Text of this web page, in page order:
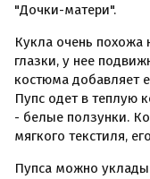
"Дочки-матери".
Кукла очень похожа
глазки, у нее
костюма добавляет
Пупс одет в теплую
- белые ползунки.
мягкого текстиля,
Пупса можно